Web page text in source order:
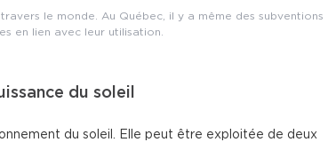
le monde. Au Québec, il y a même des subventions
en lien avec leur utilisation.
du soleil
du soleil. Elle peut être exploitée de deux